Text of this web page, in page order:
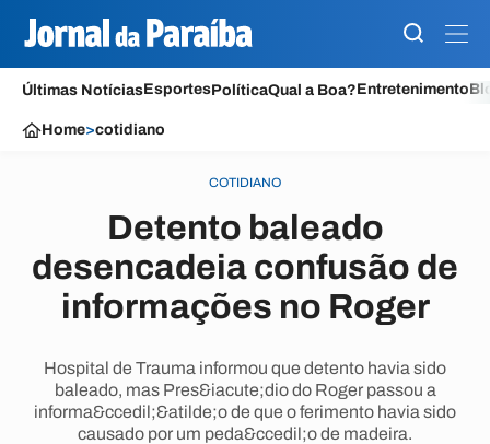
Últimas NotíciasEsportesPolíticaQual a Boa?Entretenimento
Home>cotidiano
COTIDIANO
Detento baleado
desencadeia confusão de
informações no Roger
Hospital de Trauma informou que detento havia sido
baleado, mas Pres&iacute;dio do Roger passou a
informa&ccedil;&atilde;o de que o ferimento havia sido
causado por um peda&ccedil;o de madeira.